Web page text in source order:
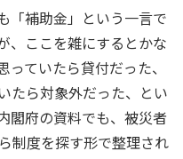
「補助金」という一言で
、ここを雑にするとかな
ていたら貸付だった、
たら対象外だった、とい
閣府の資料でも、被災者
制度を探す形で整理され